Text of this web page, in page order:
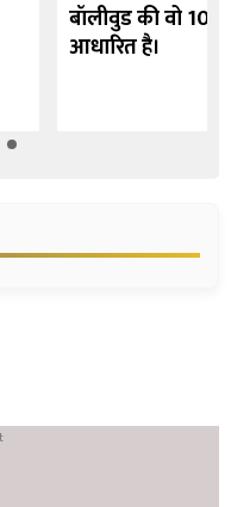
बॉलीवुड की वो 10
आधारित है।